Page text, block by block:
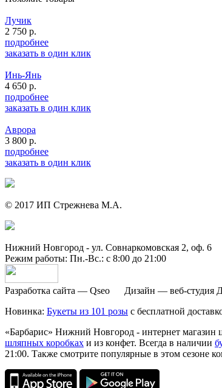
Лучик
2 750 р.
подробнее
заказать в один клик
Инь-Янь
4 650 р.
подробнее
заказать в один клик
Аврора
3 800 р.
подробнее
заказать в один клик
© 2017 ИП Стрежнева М.А.
Нижний Новгород - ул. Совнаркомовская 2, оф. 6
Режим работы: Пн.-Вс.: с 8:00 до 21:00
Разработка сайта — Qseo Дизайн — веб-студия
Новинка: Букеты из 101 розы с бесплатной
«Барбарис» Нижний Новгород - интернет магазин
шляпных коробках и из конфет. Всегда в наличии
21:00. Также смотрите популярные в этом сезоне